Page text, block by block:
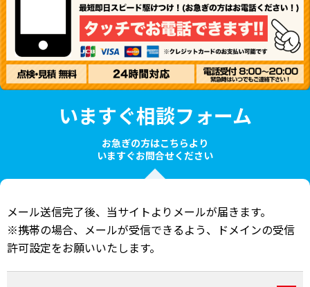
いますぐ相談フォーム
お急ぎの方はこちらより
いますぐお問合せください
メール送信完了後、当サイトよりメールが届きます。
※携帯の場合、メールが受信できるよう、ドメインの受信
許可設定をお願いいたします。